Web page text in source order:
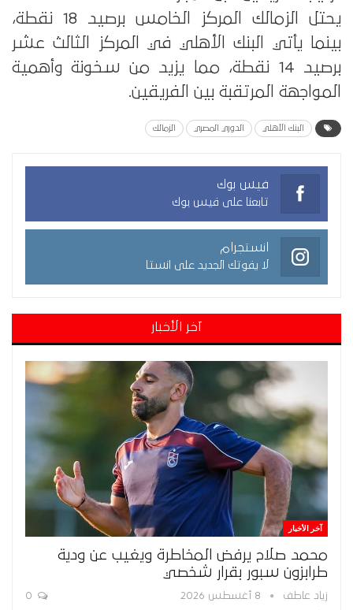
يحتل الزمالك المركز الخامس برصيد 18 نقطة،
بينما يأتي البنك الأهلي في المركز الثالث عشر
برصيد 14 نقطة، مما يزيد من سخونة وأهمية
المواجهة المرتقبة بين الفريقين.
البنك الأهلي الدوري المصري الزمالك
فيس بوك
تابعنا على فيس بوك
انستجرام
لا يفوتك الجديد على انستا
آخر الأخبار
آخر الأخبار
محمد صلاح يرفض المخاطرة ويغيب عن ودية
طرابزون سبور بقرار شخصي
زياد عاطف 8 أغسطس 2026